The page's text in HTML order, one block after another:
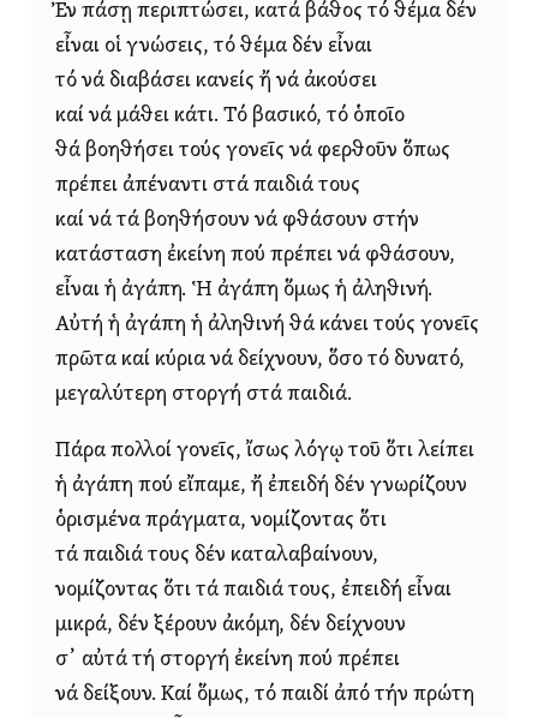
Ἐν πάσῃ περιπτώσει, κατά βάθος τό θέμα δέν
εἶναι οἱ γνώσεις, τό θέμα δέν εἶναι
τό νά διαβάσει κανείς ἤ νά ἀκούσει
καί νά μάθει κάτι. Τό βασικό, τό ὁποῖο
θά βοηθήσει τούς γονεῖς νά φερθοῦν ὅπως
πρέπει ἀπέναντι στά παιδιά τους
καί νά τά βοηθήσουν νά φθάσουν στήν
κατάσταση ἐκείνη πού πρέπει νά φθάσουν,
εἶναι ἡ ἀγάπη. Ἡ ἀγάπη ὅμως ἡ ἀληθινή.
Αὐτή ἡ ἀγάπη ἡ ἀληθινή θά κάνει τούς γονεῖς
πρῶτα καί κύρια νά δείχνουν, ὅσο τό δυνατό,
μεγαλύτερη στοργή στά παιδιά.
Πάρα πολλοί γονεῖς, ἴσως λόγῳ τοῦ ὅτι λείπει
ἡ ἀγάπη πού εἴπαμε, ἤ ἐπειδή δέν γνωρίζουν
ὁρισμένα πράγματα, νομίζοντας ὅτι
τά παιδιά τους δέν καταλαβαίνουν,
νομίζοντας ὅτι τά παιδιά τους, ἐπειδή εἶναι
μικρά, δέν ξέρουν ἀκόμη, δέν δείχνουν
σ᾿ αὐτά τή στοργή ἐκείνη πού πρέπει
νά δείξουν. Καί ὅμως, τό παιδί ἀπό τήν πρώτη